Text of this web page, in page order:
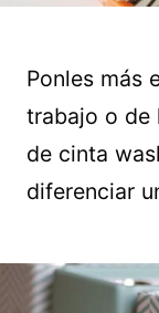
Ponles más
trabajo o de
de cinta
diferenciar